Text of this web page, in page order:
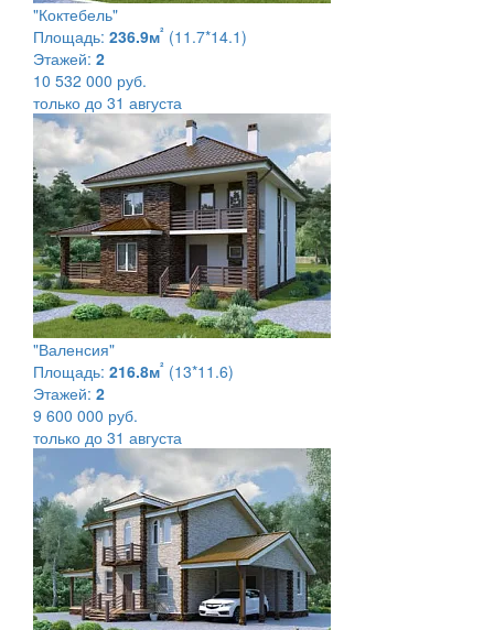
"Коктебель"
Площадь: 236.9м² (11.7*14.1)
Этажей: 2
10 532 000 руб.
только до 31 августа
"Валенсия"
Площадь: 216.8м² (13*11.6)
Этажей: 2
9 600 000 руб.
только до 31 августа